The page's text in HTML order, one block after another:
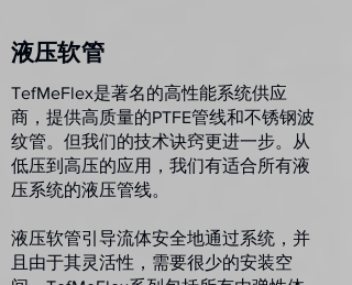
液压软管
TefMeFlex是著名的高性能系统供应
商，提供高质量的PTFE管线和不锈钢波
纹管。但我们的技术诀窍更进一步。从
低压到高压的应用，我们有适合所有液
压系统的液压管线。
液压软管引导流体安全地通过系统，并
且由于其灵活性，需要很少的安装空